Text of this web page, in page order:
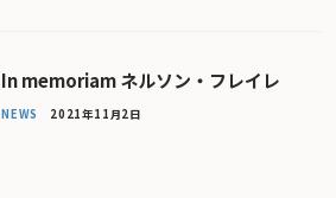
In memoriam ネルソン・フレイレ
NEWS 2021年11月2日